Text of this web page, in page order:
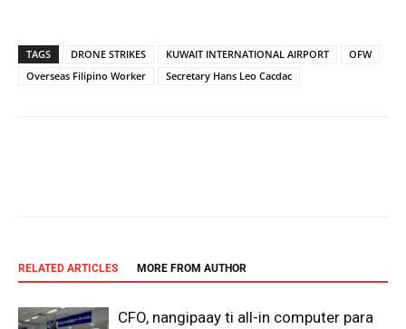
TAGS DRONE STRIKES KUWAIT INTERNATIONAL AIRPORT
OFW
Overseas Filipino Worker
Secretary Hans Leo Cacdac
RELATED ARTICLES MORE FROM AUTHOR
CFO, nangipaay ti all-in computer para